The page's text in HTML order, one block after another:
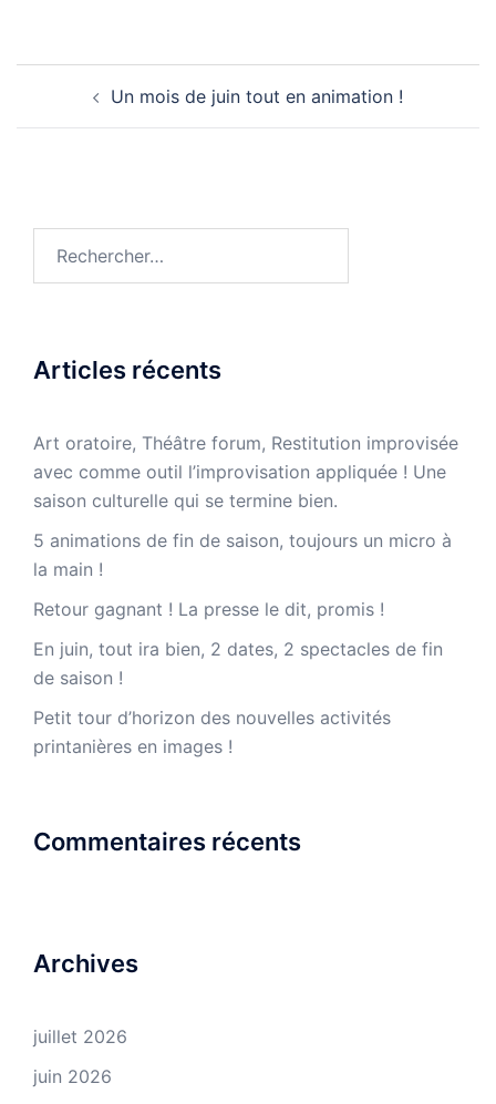
d’articleUn mois de juin tout en animation !
Articles récents
Art oratoire, Théâtre forum, Restitution improvisée
avec comme outil l’improvisation appliquée ! Une
saison culturelle qui se termine bien.
5 animations de fin de saison, toujours un micro à
la main !
Retour gagnant ! La presse le dit, promis !
En juin, tout ira bien, 2 dates, 2 spectacles de fin
de saison !
Petit tour d’horizon des nouvelles activités
printanières en images !
Commentaires récents
Archives
juillet 2026
juin 2026